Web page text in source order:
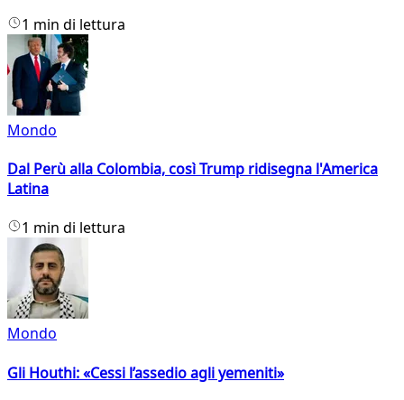
1 min di lettura
Mondo
Dal Perù alla Colombia, così Trump ridisegna l'America
Latina
1 min di lettura
Mondo
Gli Houthi: «Cessi l’assedio agli yemeniti»